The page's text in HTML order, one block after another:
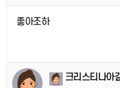
좋아조하
크리스티나아